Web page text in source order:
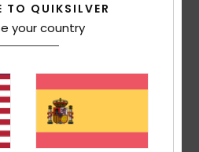
5/5
TO QUIKSILVER
your country